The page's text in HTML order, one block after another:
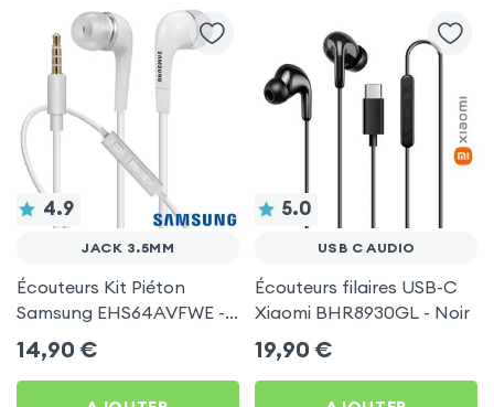
4.9
JACK 3.5MM
Écouteurs Kit Piéton
Samsung EHS64AVFWE -
Blanc
14,90 €
5.0
USB C AUDIO
Écouteurs filaires USB-C
Xiaomi BHR8930GL - Noir
19,90 €